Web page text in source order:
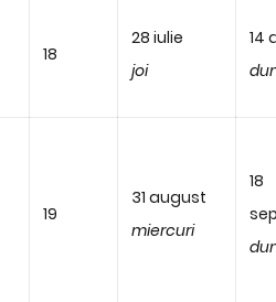
18
28 iulie
joi
14
19
31 august
miercuri
18